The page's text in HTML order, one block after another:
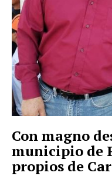
Con magno
municipio de
propios de